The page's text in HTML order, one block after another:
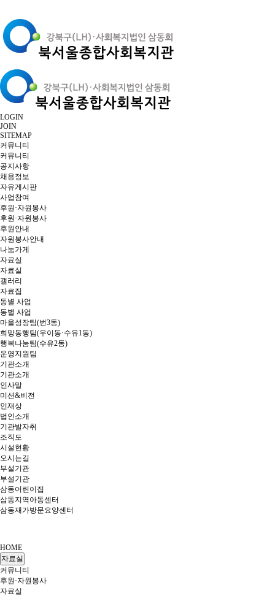
LOGIN
JOIN
SITEMAP
커뮤니티
커뮤니티
공지사항
채용정보
자유게시판
사업참여
후원·자원봉사
후원·자원봉사
후원안내
자원봉사안내
나눔가게
자료실
자료실
갤러리
자료집
동별 사업
동별 사업
마을성장팀(번3동)
희망동행팀(우이동·수유1동)
행복나눔팀(수유2동)
운영지원팀
기관소개
기관소개
인사말
미션&비전
인재상
법인소개
기관발자취
조직도
시설현황
오시는길
부설기관
부설기관
삼동어린이집
삼동지역아동센터
삼동재가방문요양센터
HOME
자료실
커뮤니티
후원·자원봉사
자료실